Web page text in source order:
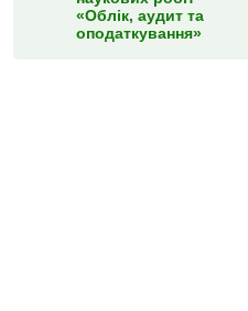
«Облік, аудит та
оподаткування»